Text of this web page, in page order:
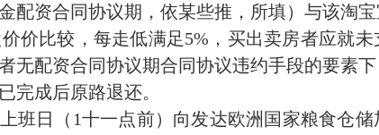
配资合同协议期，依某些推，所填）与该淘
价比较，每走低满足5%，买出卖房者应就
无配资合同协议期合同协议违约手段的要素
完成后原路退还。
班日（1十一点前）向发达欧洲国家粮食仓